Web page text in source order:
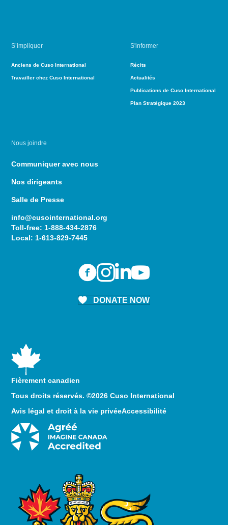
S’impliquer
Anciens de Cuso International
Travailler chez Cuso International
S'informer
Récits
Actualités
Publications de Cuso International
Plan Stratégique 2023
Nous joindre
Communiquer avec nous
Nos dirigeants
Salle de Presse
info@cusointernational.org
Toll-free: 1-888-434-2876
Local: 1-613-829-7445
DONATE NOW
Fièrement canadien
Tous droits réservés. ©2026 Cuso International
Avis légal et droit à la vie privéeAccessibilité